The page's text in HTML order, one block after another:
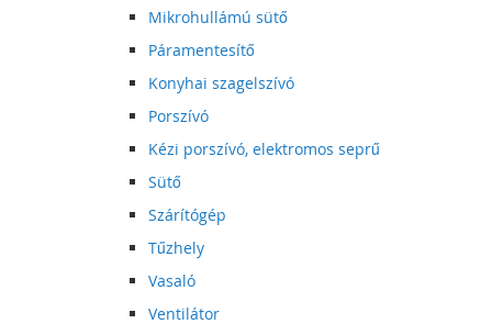
Mikrohullámú sütő
Páramentesítő
Konyhai szagelszívó
Porszívó
Kézi porszívó, elektromos seprű
Sütő
Szárítógép
Tűzhely
Vasaló
Ventilátor